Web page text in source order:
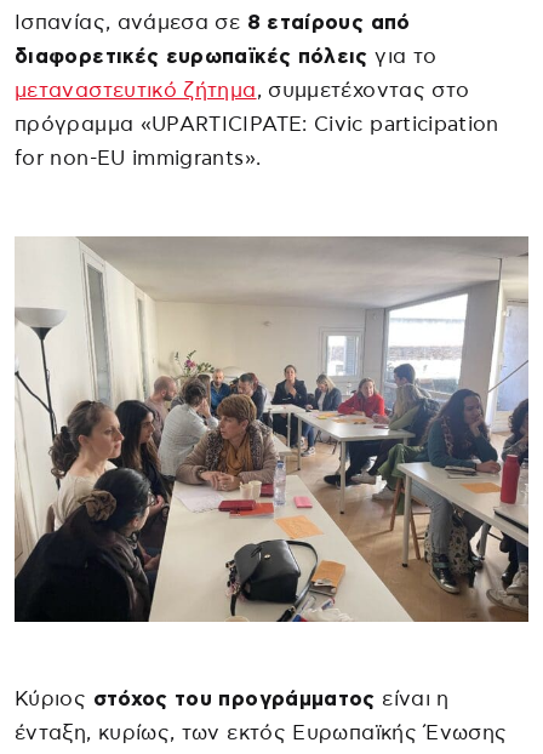
Ισπανίας, ανάμεσα σε 8 εταίρους από
διαφορετικές ευρωπαϊκές πόλεις για το
μεταναστευτικό ζήτημα, συμμετέχοντας στο
πρόγραμμα «UPARTICIPATE: Civic participation
for non-EU immigrants».
Κύριος στόχος του προγράμματος είναι η
ένταξη, κυρίως, των εκτός Ευρωπαϊκής Ένωσης